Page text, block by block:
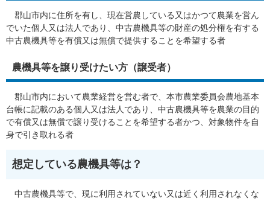
郡山市内に住所を有し、現在営農している又はかつて農業を営ん
でいた個人又は法人であり、中古農機具等の財産の処分権を有する
中古農機具等を有償又は無償で提供することを希望する者
農機具等を譲り受けたい方（譲受者）
郡山市内において農業経営を営む者で、本市農業委員会農地基本
台帳に記載のある個人又は法人であり、中古農機具等を農業の目的
で有償又は無償で譲り受けることを希望する者かつ、対象物件を自
身で引き取れる者
想定している農機具等は？
中古農機具等で、現に利用されていない又は近く利用されなくな